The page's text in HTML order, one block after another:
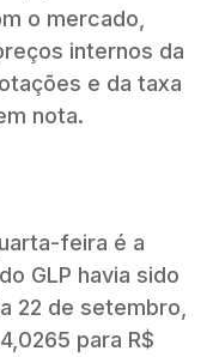
o mercado,
internos da
e da taxa
nota.
feira é a
GLP havia sido
22 de setembro,
para R$